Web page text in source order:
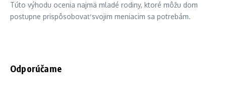
Túto výhodu ocenia najmä mladé rodiny, ktoré môžu dom
postupne prispôsobovať svojim meniacim sa potrebám.
Odporúčame